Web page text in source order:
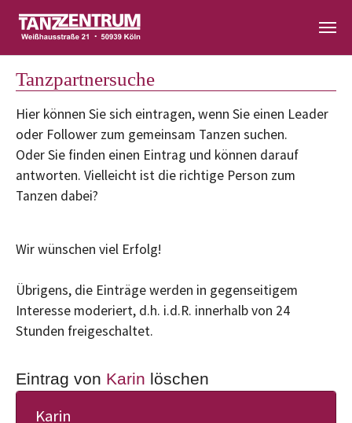
Tanzpartnersuche
Hier können Sie sich eintragen, wenn Sie einen Leader
oder Follower zum gemeinsam Tanzen suchen.
Oder Sie finden einen Eintrag und können darauf
antworten. Vielleicht ist die richtige Person zum
Tanzen dabei?
Wir wünschen viel Erfolg!
Übrigens, die Einträge werden in gegenseitigem
Interesse moderiert, d.h. i.d.R. innerhalb von 24
Stunden freigeschaltet.
Eintrag von Karin löschen
Karin